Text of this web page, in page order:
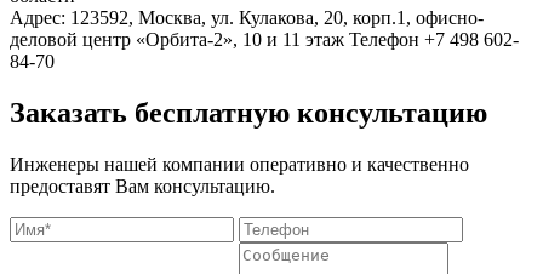
Адрес: 123592, Москва, ул. Кулакова, 20, корп.1, офисно-
деловой центр «Орбита-2», 10 и 11 этаж Телефон +7 498 602-
84-70
Заказать бесплатную консультацию
Инженеры нашей компании оперативно и качественно
предоставят Вам консультацию.